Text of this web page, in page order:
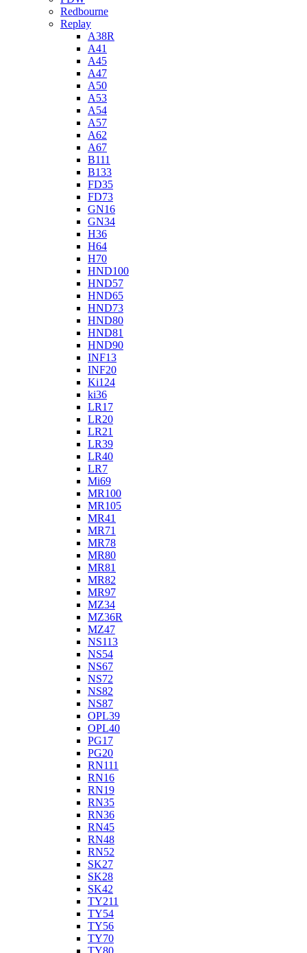
Redbourne
Replay
A38R
A41
A45
A47
A50
A53
A54
A57
A62
A67
B111
B133
FD35
FD73
GN16
GN34
H36
H64
H70
HND100
HND57
HND65
HND73
HND80
HND81
HND90
INF13
INF20
Ki124
ki36
LR17
LR20
LR21
LR39
LR40
LR7
Mi69
MR100
MR105
MR41
MR71
MR78
MR80
MR81
MR82
MR97
MZ34
MZ36R
MZ47
NS113
NS54
NS67
NS72
NS82
NS87
OPL39
OPL40
PG17
PG20
RN111
RN16
RN19
RN35
RN36
RN45
RN48
RN52
SK27
SK28
SK42
TY211
TY54
TY56
TY70
TY80